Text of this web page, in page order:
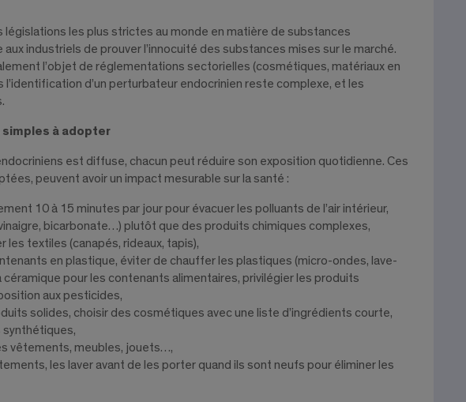
législations les plus strictes au monde en matière de substances
industriels de prouver l’innocuité des substances mises sur le marché.
l’objet de réglementations sectorielles (cosmétiques, matériaux en
d’un perturbateur endocrinien reste complexe, et les
à adopter
est diffuse, chacun peut réduire son exposition quotidienne. Ces
peuvent avoir un impact mesurable sur la santé :
10 à 15 minutes par jour pour évacuer les polluants de l’air intérieur,
bicarbonate…) plutôt que des produits chimiques complexes,
textiles (canapés, rideaux, tapis),
en plastique, éviter de chauffer les plastiques (micro-ondes, lave-
céramique pour les contenants alimentaires, privilégier les produits
aux pesticides,
solides, choisir des cosmétiques avec une liste d’ingrédients courte,
synthétiques,
vêtements, meubles, jouets…,
les laver avant de les porter quand ils sont neufs pour éliminer les